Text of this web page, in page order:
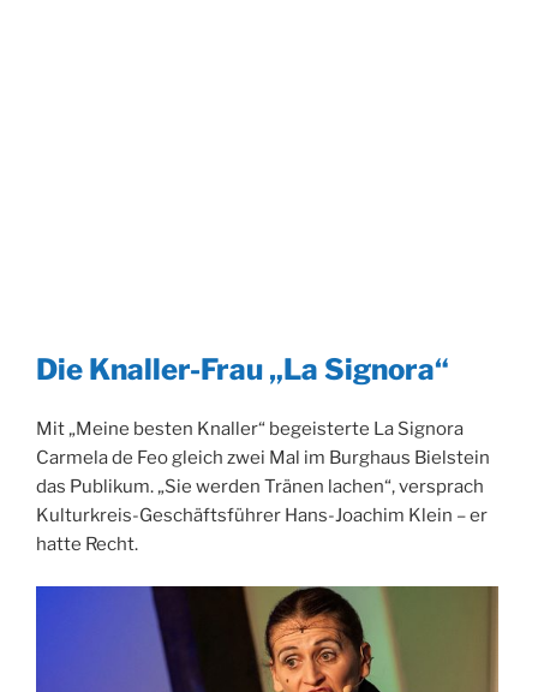
Die Knaller-Frau „La Signora“
Mit „Meine besten Knaller“ begeisterte La Signora
Carmela de Feo gleich zwei Mal im Burghaus Bielstein
das Publikum. „Sie werden Tränen lachen“, versprach
Kulturkreis-Geschäftsführer Hans-Joachim Klein – er
hatte Recht.